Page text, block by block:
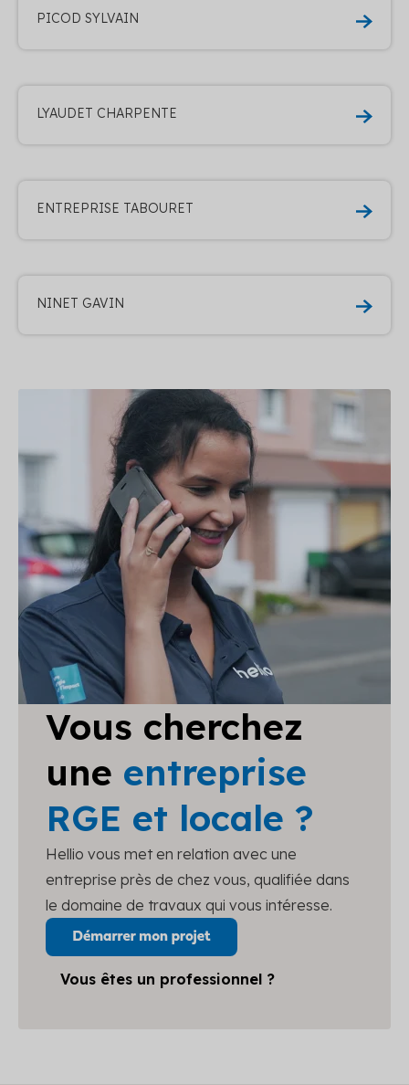
PICOD SYLVAIN
LYAUDET CHARPENTE
ENTREPRISE TABOURET
NINET GAVIN
Vous cherchez
une entreprise
RGE et locale ?
Hellio vous met en relation avec une
entreprise près de chez vous, qualifiée dans
le domaine de travaux qui vous intéresse.
Vous êtes un professionnel ?